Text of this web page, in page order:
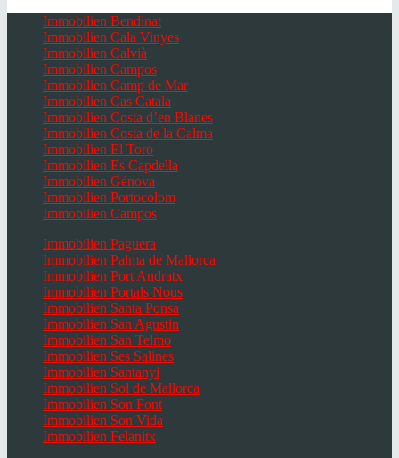
Immobilien Bendinat
Immobilien Cala Vinyes
Immobilien Calvià
Immobilien Campos
Immobilien Camp de Mar
Immobilien Cas Catala
Immobilien Costa d’en Blanes
Immobilien Costa de la Calma
Immobilien El Toro
Immobilien Es Capdella
Immobilien Génova
Immobilien Portocolom
Immobilien Campos
Immobilien Paguera
Immobilien Palma de Mallorca
Immobilien Port Andratx
Immobilien Portals Nous
Immobilien Santa Ponsa
Immobilien San Agustin
Immobilien San Telmo
Immobilien Ses Salines
Immobilien Santanyi
Immobilien Sol de Mallorca
Immobilien Son Font
Immobilien Son Vida
Immobilien Felanitx